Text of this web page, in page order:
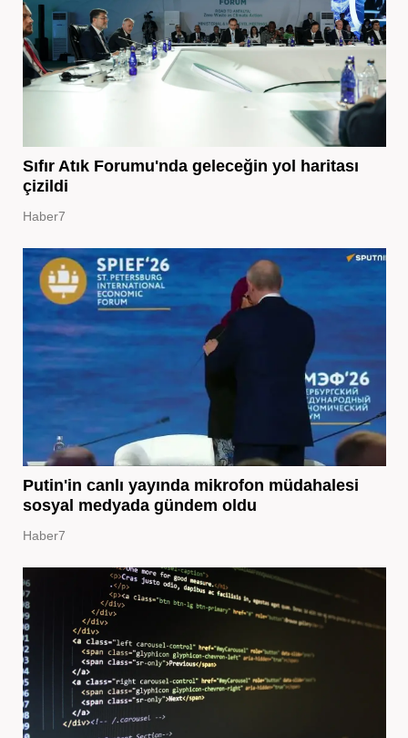
Sıfır Atık Forumu'nda geleceğin yol haritası
çizildi
Haber7
Putin'in canlı yayında mikrofon müdahalesi
sosyal medyada gündem oldu
Haber7